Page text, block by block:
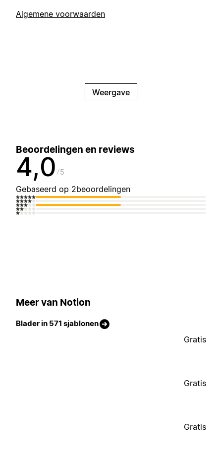
Algemene voorwaarden
Weergave
Beoordelingen en reviews
4,0 5
Gebaseerd op 2beoordelingen
Meer van Notion
Blader in 571 sjablonen
Gratis
Gratis
Gratis